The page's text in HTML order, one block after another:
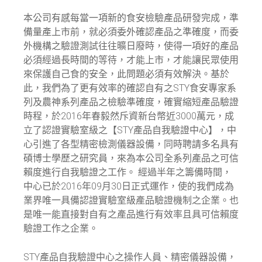
本公司有感每當一項新的食安檢驗產品研發完成，準
備量產上市前，就必須委外確認產品之準確度，而委
外機構之驗證測試往往曠日廢時，使得一項好的產品
必須經過長時間的等待，才能上市，才能讓民眾使用
來保護自己食的安全，此問題必須有效解決。基於
此，我們為了更有效率的確認自有之STY食安專家系
列及農神系列產品之檢驗準確度，確實縮短產品驗證
時程，於2016年春毅然斥資新台幣近3000萬元，成
立了認證實驗室級之【STY產品自我驗證中心】，中
心引進了各型精密檢測儀器設備，同時聘請多名具有
碩博士學歷之研究員，來為本公司全系列產品之可信
賴度進行自我驗證之工作。 經過半年之籌備時間，
中心已於2016年09月30日正式運作，使的我們成為
業界唯一具備認證實驗室級產品驗證機制之企業。也
是唯一能直接對自有之產品進行有效率且具可信賴度
驗證工作之企業。
STY產品自我驗證中心之操作人員、精密儀器設備，